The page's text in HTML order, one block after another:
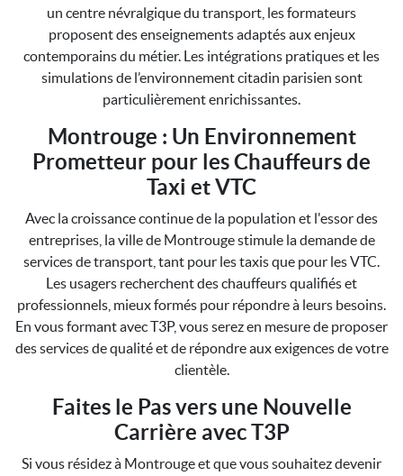
un centre névralgique du transport, les formateurs
proposent des enseignements adaptés aux enjeux
contemporains du métier. Les intégrations pratiques et les
simulations de l’environnement citadin parisien sont
particulièrement enrichissantes.
Montrouge : Un Environnement
Prometteur pour les Chauffeurs de
Taxi et VTC
Avec la croissance continue de la population et l'essor des
entreprises, la ville de Montrouge stimule la demande de
services de transport, tant pour les taxis que pour les VTC.
Les usagers recherchent des chauffeurs qualifiés et
professionnels, mieux formés pour répondre à leurs besoins.
En vous formant avec T3P, vous serez en mesure de proposer
des services de qualité et de répondre aux exigences de votre
clientèle.
Faites le Pas vers une Nouvelle
Carrière avec T3P
Si vous résidez à Montrouge et que vous souhaitez devenir